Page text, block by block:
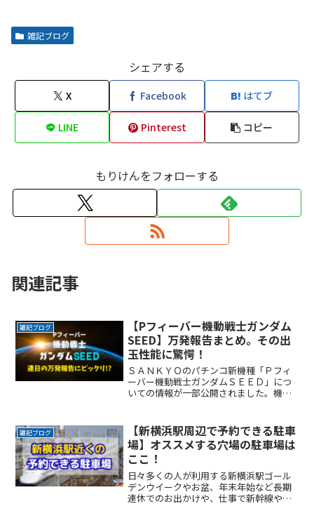
雑記ブログ
シェアする
X Facebook はてブ
LINE Pinterest コピー
もりけんをフォローする
関連記事
雑記ブログ
【Pフィーバー機動戦士ガンダム
SEED】万発報告まとめ。その出
玉性能に驚愕！
ＳＡＮＫＹＯのパチンコ新機種「Ｐフィ
ーバー機動戦士ガンダムＳＥＥＤ」につ
いての情報が一部公開されました。機種
映し出されており、パチンコにおいても
「ストライクガンダム」をReadMore...
雑記ブログ
【新横浜駅周辺で予約できる駐車
場】オススメする穴場の駐車場は
ここ！
日々多くの人が利用する新横浜駅ゴール
デンウイークやお盆、年末年始など長期
連休でのお出かけや、仕事で新幹線や電